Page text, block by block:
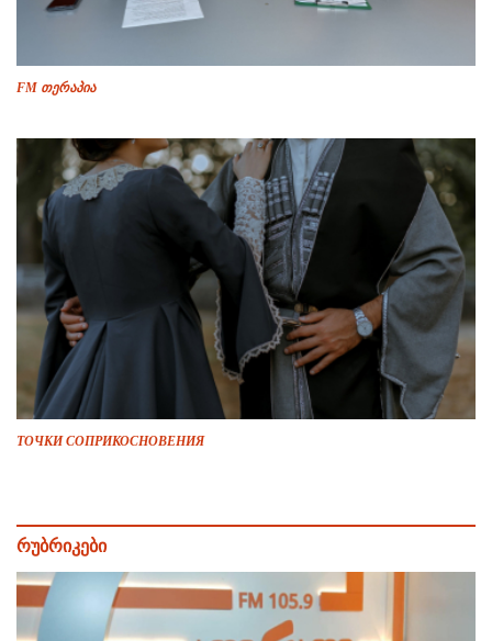
FM თერაპია
ТОЧКИ СОПРИКОСНОВЕНИЯ
რუბრიკები